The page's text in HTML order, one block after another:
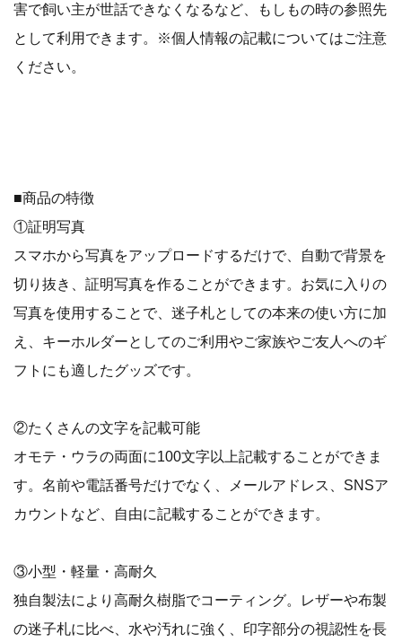
害で飼い主が世話できなくなるなど、もしもの時の参照先
として利用できます。※個人情報の記載についてはご注意
ください。
■商品の特徴
①証明写真
スマホから写真をアップロードするだけで、自動で背景を
切り抜き、証明写真を作ることができます。お気に入りの
写真を使用することで、迷子札としての本来の使い方に加
え、キーホルダーとしてのご利用やご家族やご友人へのギ
フトにも適したグッズです。
②たくさんの文字を記載可能
オモテ・ウラの両面に100文字以上記載することができま
す。名前や電話番号だけでなく、メールアドレス、SNSア
カウントなど、自由に記載することができます。
③小型・軽量・高耐久
独自製法により高耐久樹脂でコーティング。レザーや布製
の迷子札に比べ、水や汚れに強く、印字部分の視認性を長